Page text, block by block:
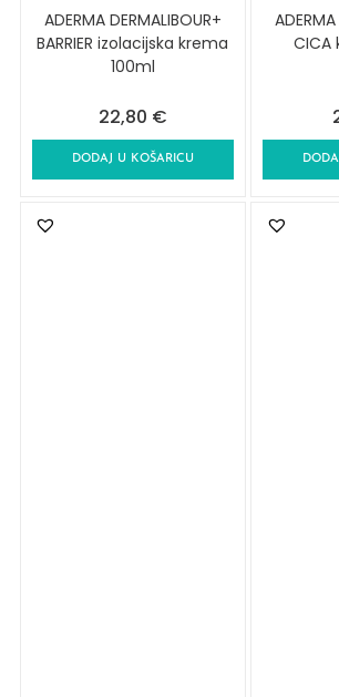
ADERMA DERMALIBOUR+
BARRIER izolacijska krema
100ml
22,80 €
DODAJ U KOŠARICU
CICA